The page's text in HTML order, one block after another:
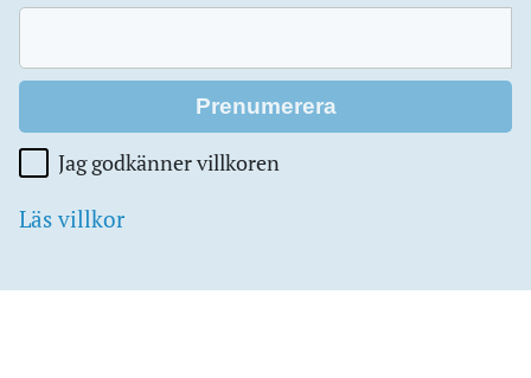
Jag godkänner villkoren
Läs villkor